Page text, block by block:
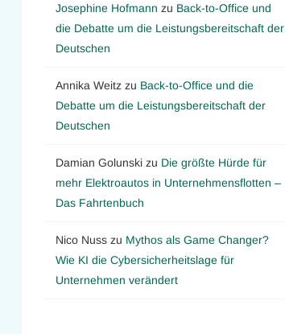
Josephine Hofmann zu Back-to-Office und
die Debatte um die Leistungsbereitschaft der
Deutschen
Annika Weitz zu Back-to-Office und die
Debatte um die Leistungsbereitschaft der
Deutschen
Damian Golunski zu Die größte Hürde für
mehr Elektroautos in Unternehmensflotten –
Das Fahrtenbuch
Nico Nuss zu Mythos als Game Changer?
Wie KI die Cybersicherheitslage für
Unternehmen verändert